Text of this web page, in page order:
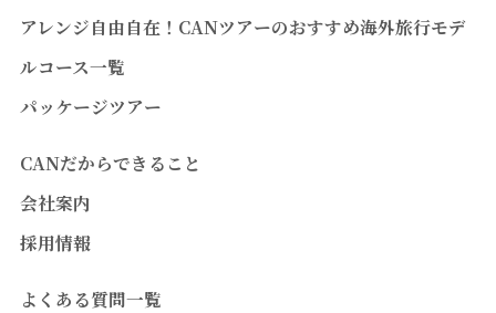
アレンジ自由自在！CANツアーのおすすめ海外旅行モデ
ルコース一覧
パッケージツアー
CANだからできること
会社案内
採用情報
よくある質問一覧